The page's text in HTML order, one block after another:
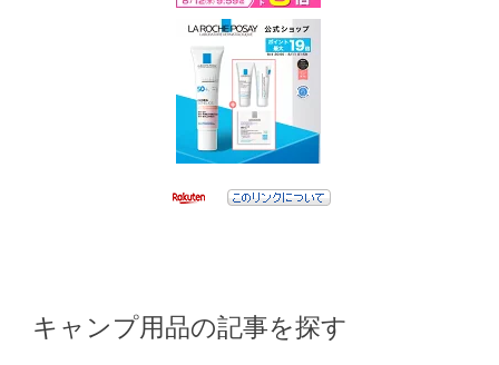
キャンプ用品の記事を探す